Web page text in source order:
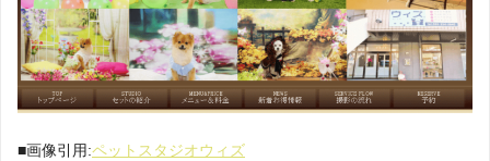
■画像引用:ペットスタジオウィズ